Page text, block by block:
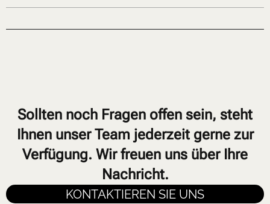
Sollten noch Fragen offen sein, steht
Ihnen unser Team jederzeit gerne zur
Verfügung. Wir freuen uns über Ihre
Nachricht.
KONTAKTIEREN SIE UNS